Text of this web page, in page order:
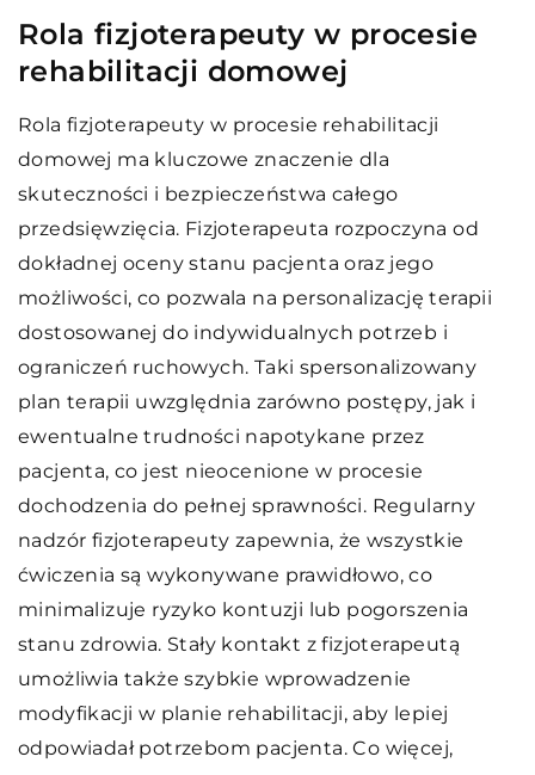
Rola fizjoterapeuty w procesie
rehabilitacji domowej
Rola fizjoterapeuty w procesie rehabilitacji
domowej ma kluczowe znaczenie dla
skuteczności i bezpieczeństwa całego
przedsięwzięcia. Fizjoterapeuta rozpoczyna od
dokładnej oceny stanu pacjenta oraz jego
możliwości, co pozwala na personalizację terapii
dostosowanej do indywidualnych potrzeb i
ograniczeń ruchowych. Taki spersonalizowany
plan terapii uwzględnia zarówno postępy, jak i
ewentualne trudności napotykane przez
pacjenta, co jest nieocenione w procesie
dochodzenia do pełnej sprawności. Regularny
nadzór fizjoterapeuty zapewnia, że wszystkie
ćwiczenia są wykonywane prawidłowo, co
minimalizuje ryzyko kontuzji lub pogorszenia
stanu zdrowia. Stały kontakt z fizjoterapeutą
umożliwia także szybkie wprowadzenie
modyfikacji w planie rehabilitacji, aby lepiej
odpowiadał potrzebom pacjenta. Co więcej,